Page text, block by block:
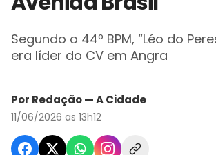
Segundo o 44º BPM, “Léo do
era líder do CV em Angra
Por Redação — A Cidade
11/06/2026 as 13h12